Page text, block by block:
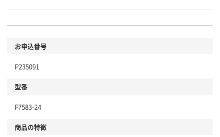
お申込番号
P235091
型番
F7583-24
商品の特徴